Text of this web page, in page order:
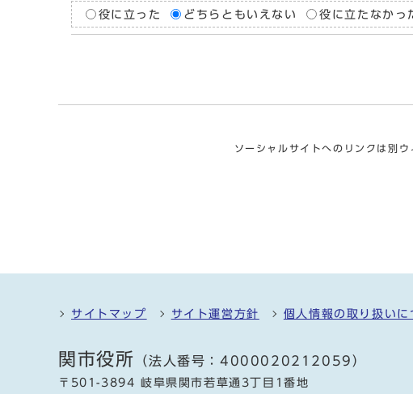
役に立った どちらともいえない 役に立たなかっ
ソーシャルサイトへのリンクは別ウ
サイトマップ サイト運営方針 個人情報の取り扱いに
関市役所 （法人番号：4000020212059）
〒501-3894 岐阜県関市若草通3丁目1番地